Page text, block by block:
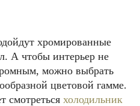
хромированные
А чтобы интерьер не
можно выбрать
цветовой гамме.
смотреться холодильник